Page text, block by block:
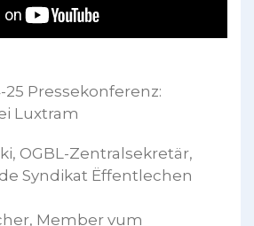
25 Pressekonferenz:
Luxtram
OGBL-Zentralsekretär,
Syndikat Ëffentlechen
Member vum